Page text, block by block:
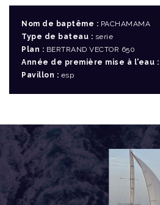
Nom de baptême : PACHAMAMA
Type de bateau : serie
Plan : BERTRAND VECTOR 650
Année de première mise à l'eau :
Pavillon : esp